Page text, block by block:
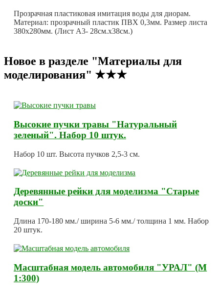
Прозрачная пластиковая имитация воды для диорам.
Материал: прозрачный пластик ПВХ 0,3мм. Размер листа
380х280мм. (Лист А3- 28см.х38см.)
Новое в разделе "Материалы для
моделирования" ★★★
Высокие пучки травы "Натуральный
зеленый". Набор 10 штук.
Набор 10 шт. Высота пучков 2,5-3 см.
Деревянные рейки для моделизма "Старые
доски"
Длина 170-180 мм./ ширина 5-6 мм./ толщина 1 мм. Набор
20 штук.
Масштабная модель автомобиля "УРАЛ" (М
1:300)